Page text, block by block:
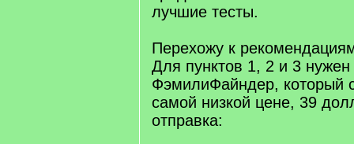
лучшие тесты.
Перехожу к
Для пунктов 1, 2 и 3 нужен
ФэмилиФайндер, который
самой низкой цене, 39
отправка: